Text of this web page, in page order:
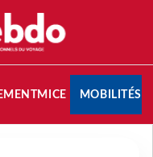
MICE MOBILITÉS